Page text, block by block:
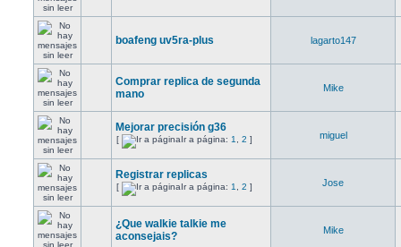
boafeng uv5ra-plus lagarto147
Comprar replica de segunda
mano
Mike
Mejorar precisión g36
[ Ir a página: 1 2 ] miguel
Registrar replicas
[ Ir a página: 1 2 ] Jose
¿Que walkie talkie me
aconsejais?
Mike